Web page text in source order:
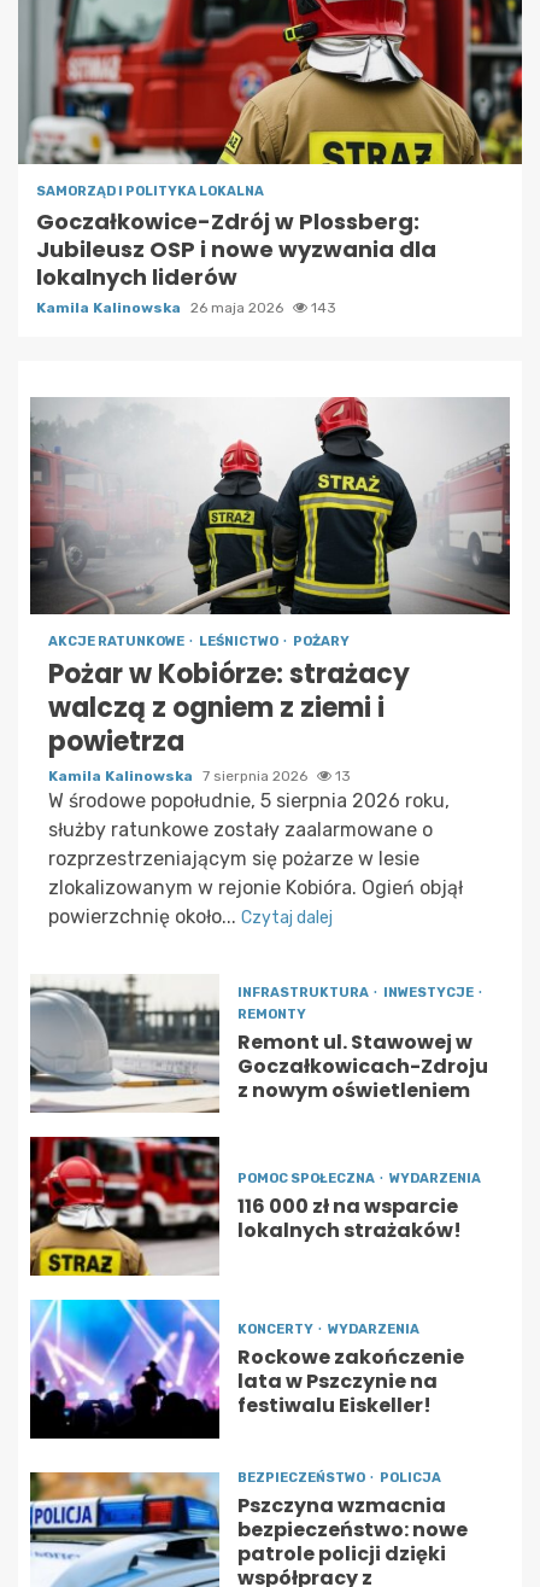
SAMORZĄD I POLITYKA LOKALNA
Goczałkowice-Zdrój w Plossberg:
Jubileusz OSP i nowe wyzwania dla
lokalnych liderów
Kamila Kalinowska 26 maja 2026 143
AKCJE RATUNKOWE LEŚNICTWO POŻARY
Pożar w Kobiórze: strażacy
walczą z ogniem z ziemi i
powietrza
Kamila Kalinowska 7 sierpnia 2026 13
W środowe popołudnie, 5 sierpnia 2026 roku,
służby ratunkowe zostały zaalarmowane o
rozprzestrzeniającym się pożarze w lesie
zlokalizowanym w rejonie Kobióra. Ogień objął
powierzchnię około... Czytaj dalej
INFRASTRUKTURA
INWESTYCJE
REMONTY
Remont ul. Stawowej w
Goczałkowicach-Zdroju
z nowym oświetleniem
POMOC SPOŁECZNA WYDARZENIA
116 000 zł na wsparcie
lokalnych strażaków!
KONCERTY WYDARZENIA
Rockowe zakończenie
lata w Pszczynie na
festiwalu Eiskeller!
BEZPIECZEŃSTWO POLICJA
Pszczyna wzmacnia
bezpieczeństwo: nowe
patrole policji dzięki
współpracy z